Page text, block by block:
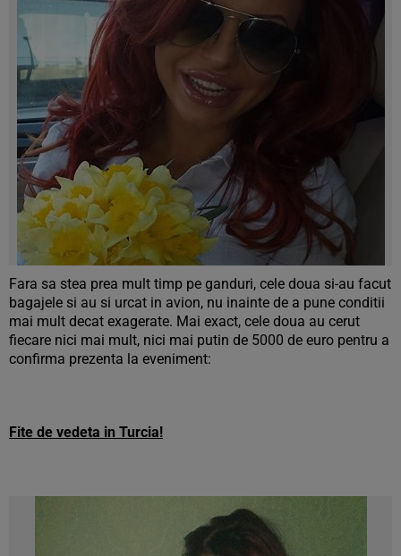
Fara sa stea prea mult timp pe ganduri, cele doua si-au facut
bagajele si au si urcat in avion, nu inainte de a pune conditii
mai mult decat exagerate. Mai exact, cele doua au cerut
fiecare nici mai mult, nici mai putin de 5000 de euro pentru a
confirma prezenta la eveniment:
Fite de vedeta in Turcia!